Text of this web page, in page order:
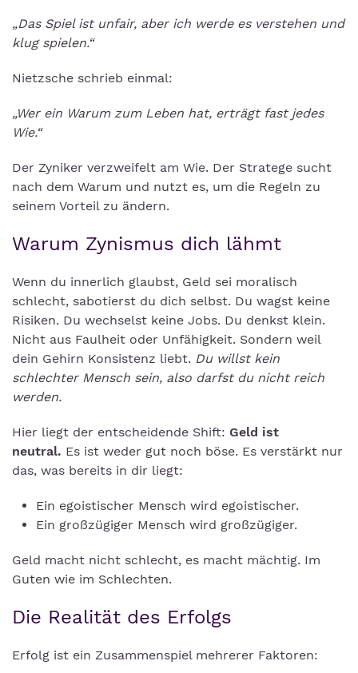
„Das Spiel ist unfair, aber ich werde es verstehen und
klug spielen.“
Nietzsche schrieb einmal:
„Wer ein Warum zum Leben hat, erträgt fast jedes
Wie.“
Der Zyniker verzweifelt am Wie. Der Stratege sucht
nach dem Warum und nutzt es, um die Regeln zu
seinem Vorteil zu ändern.
Warum Zynismus dich lähmt
Wenn du innerlich glaubst, Geld sei moralisch
schlecht, sabotierst du dich selbst. Du wagst keine
Risiken. Du wechselst keine Jobs. Du denkst klein.
Nicht aus Faulheit oder Unfähigkeit. Sondern weil
dein Gehirn Konsistenz liebt. Du willst kein
schlechter Mensch sein, also darfst du nicht reich
werden.
Hier liegt der entscheidende Shift: Geld ist
neutral. Es ist weder gut noch böse. Es verstärkt nur
das, was bereits in dir liegt:
Ein egoistischer Mensch wird egoistischer.
Ein großzügiger Mensch wird großzügiger.
Geld macht nicht schlecht, es macht mächtig. Im
Guten wie im Schlechten.
Die Realität des Erfolgs
Erfolg ist ein Zusammenspiel mehrerer Faktoren: